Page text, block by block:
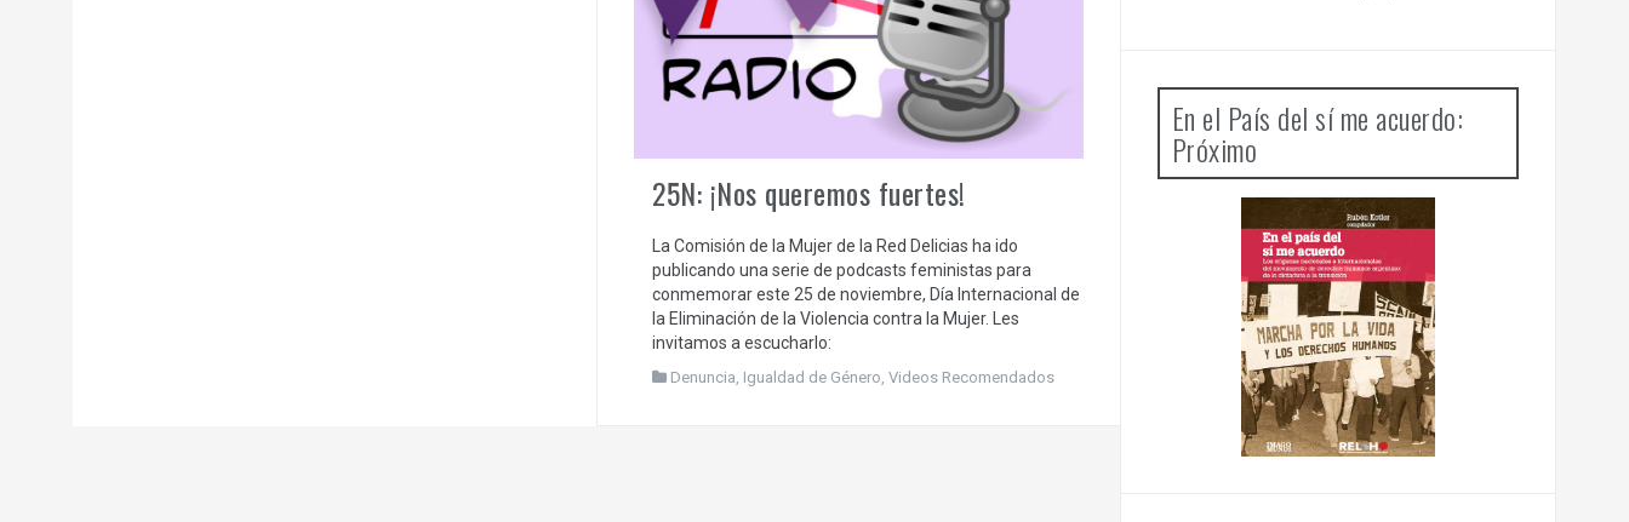
25N: ¡Nos queremos fuertes!
La Comisión de la Mujer de la Red Delicias ha ido
publicando una serie de podcasts feministas para
conmemorar este 25 de noviembre, Día Internacional de
la Eliminación de la Violencia contra la Mujer. Les
invitamos a escucharlo:
Denuncia, Igualdad de Género, Videos Recomendados
En el País del sí me acuerdo:
Próximo